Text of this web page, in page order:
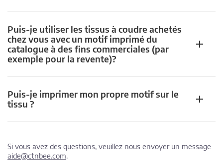
Puis-je utiliser les tissus à coudre achetés
chez vous avec un motif imprimé du
catalogue à des fins commerciales (par
exemple pour la revente)?
Puis-je imprimer mon propre motif sur le
tissu ?
Si vous avez des questions, veuillez nous envoyer un message
aide@ctnbee.com.